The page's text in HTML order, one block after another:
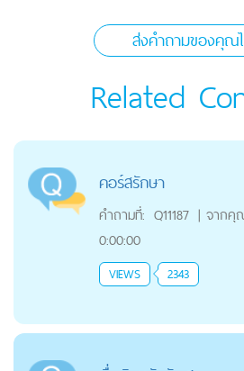
ส่งคำถามของคุณ
Related
คอร์สรักษา
คำถามที่: Q11187 | จากคุ
0:00:00
VIEWS 2343